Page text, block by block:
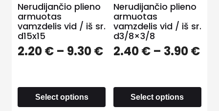
Nerudijančio plieno
armuotas
vamzdelis vid / iš sr.
d15x15
2.20€ – 9.30€
Select options
Nerudijančio plieno
armuotas
vamzdelis vid / iš sr.
d3/8×3/8
2.40€– 3.90€
Select options